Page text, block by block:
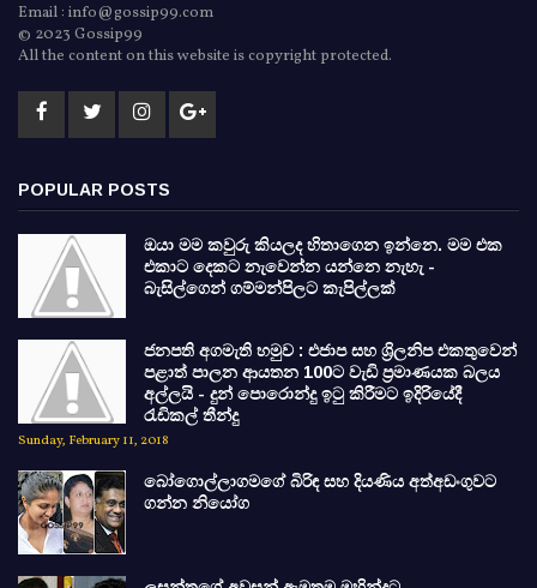
Email : info@gossip99.com
© 2023 Gossip99
All the content on this website is copyright protected.
POPULAR POSTS
ඔයා මම කවුරු කියලද හිතාගෙන ඉන්නෙ. මම එක
එකාට දෙකට නැවෙන්න යන්නෙ නැහැ -
බැසිල්ගෙන් ගම්මන්පිලට කැපිල්ලක්
ජනපති අගමැති හමුව : එජාප සහ ශ්‍රිලනිප එකතුවෙන්
පළාත් පාලන ආයතන 100ට වැඩි ප්‍රමාණයක බලය
අල්ලයි - දුන් පොරොන්දු ඉටු කිරීමට ඉදිරියේදී
රැඩිකල් තීන්දු
Sunday, February 11, 2018
බෝගොල්ලාගමගේ බිරිඳ සහ දියණිය අත්අඩංගුවට
ගන්න නියෝග